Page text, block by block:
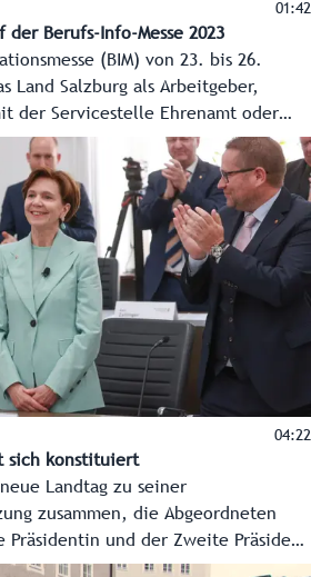
01:42
der Berufs-Info-Messe 2023
(BIM) von 23. bis 26.
Land Salzburg als Arbeitgeber,
der Servicestelle Ehrenamt oder
Fachschulen vertreten.
04:22
sich konstituiert
Landtag zu seiner
zusammen, die Abgeordneten
Präsidentin und der Zweite Präsident
gewählt. Außerdem wird die neue